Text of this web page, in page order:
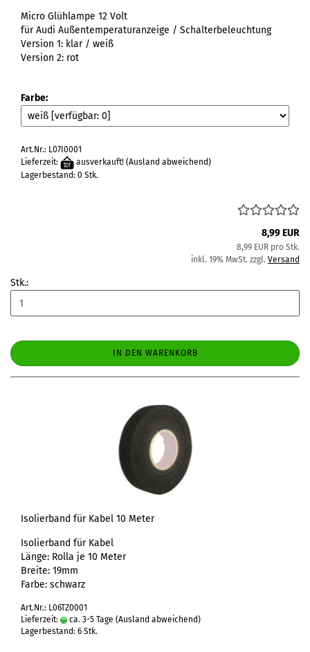
Micro Glühlampe 12 Volt
für Audi Außentemperaturanzeige / Schalterbeleuchtung
Version 1: klar / weiß
Version 2: rot
Farbe:
Art.Nr.: L07I0001
Lieferzeit:
ausverkauft! (Ausland abweichend)
Lagerbestand: 0 Stk.
8,99 EUR
8,99 EUR pro Stk.
inkl. 19% MwSt. zzgl. Versand
Stk.:
IN DEN WARENKORB
Isolierband für Kabel 10 Meter
Isolierband für Kabel
Länge: Rolla je 10 Meter
Breite: 19mm
Farbe: schwarz
Art.Nr.: L06TZ0001
Lieferzeit:
ca. 3-5 Tage (Ausland abweichend)
Lagerbestand: 6 Stk.